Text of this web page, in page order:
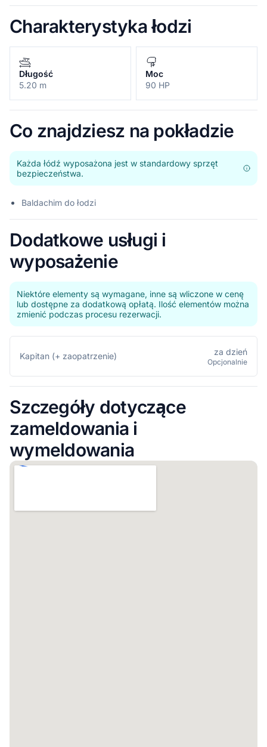
Charakterystyka łodzi
Długość
5.20 m
Moc
90 HP
Co znajdziesz na pokładzie
Każda łódź wyposażona jest w standardowy sprzęt
bezpieczeństwa.
Baldachim do łodzi
Dodatkowe usługi i
wyposażenie
Niektóre elementy są wymagane, inne są wliczone w cenę
lub dostępne za dodatkową opłatą. Ilość elementów można
zmienić podczas procesu rezerwacji.
Kapitan (+ zaopatrzenie) za dzień
Opcjonalnie
Szczegóły dotyczące
zameldowania i
wymeldowania